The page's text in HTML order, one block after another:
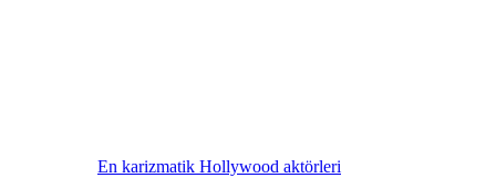
En karizmatik Hollywood aktörleri